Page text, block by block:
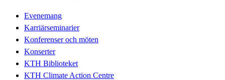
Evenemang
Karriärseminarier
Konferenser och möten
Konserter
KTH Biblioteket
KTH Climate Action Centre